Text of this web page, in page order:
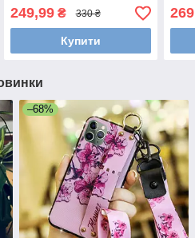
249,99₴ 330 ₴
Купити
–68%